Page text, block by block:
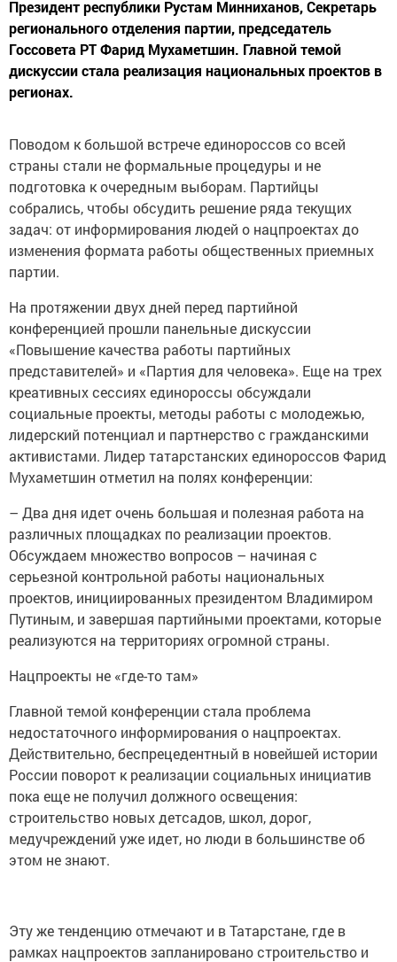
Президент республики Рустам Минниханов, Секретарь
регионального отделения партии, председатель
Госсовета РТ Фарид Мухаметшин. Главной темой
дискуссии стала реализация национальных проектов в
регионах.
Поводом к большой встрече единороссов со всей
страны стали не формальные процедуры и не
подготовка к очередным выборам. Партийцы
собрались, чтобы обсудить решение ряда текущих
задач: от информирования людей о нацпроектах до
изменения формата работы общественных приемных
партии.
На протяжении двух дней перед партийной
конференцией прошли панельные дискуссии
«Повышение качества работы партийных
представителей» и «Партия для человека». Еще на трех
креативных сессиях единороссы обсуждали
социальные проекты, методы работы с молодежью,
лидерский потенциал и партнерство с гражданскими
активистами. Лидер татарстанских единороссов Фарид
Мухаметшин отметил на полях конференции:
– Два дня идет очень большая и полезная работа на
различных площадках по реализации проектов.
Обсуждаем множество вопросов – начиная с
серьезной контрольной работы национальных
проектов, инициированных президентом Владимиром
Путиным, и завершая партийными проектами, которые
реализуются на территориях огромной страны.
Нацпроекты не «где-то там»
Главной темой конференции стала проблема
недостаточного информирования о нацпроектах.
Действительно, беспрецедентный в новейшей истории
России поворот к реализации социальных инициатив
пока еще не получил должного освещения:
строительство новых детсадов, школ, дорог,
медучреждений уже идет, но люди в большинстве об
этом не знают.
Эту же тенденцию отмечают и в Татарстане, где в
рамках нацпроектов запланировано строительство и